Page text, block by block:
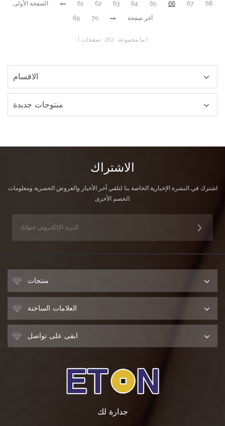
الصفحة الأولى 61 62 63 64 65 66 67 68
69 70 آخر صفحة
ما مجموعه 262 صفحات
الاقسام
منتوجات جديدة
الاشتراك
اشترك في النشرة الإخبارية الخاصة بنا لتلقي آخر الأخبار والعروض الحصرية ومعلومات
الخصم الأخرى.
منتجات
العلامات الساخنة
ابقى على تواصل
جدارة لك